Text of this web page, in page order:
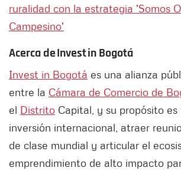
ruralidad con la estrategia 'Somos
Campesino'
Acerca de Invest in Bogotá
Invest in Bogotá es una alianza
entre la Cámara de Comercio de
el Distrito Capital, y su propósito
inversión internacional, atraer
de clase mundial y articular el
emprendimiento de alto impacto